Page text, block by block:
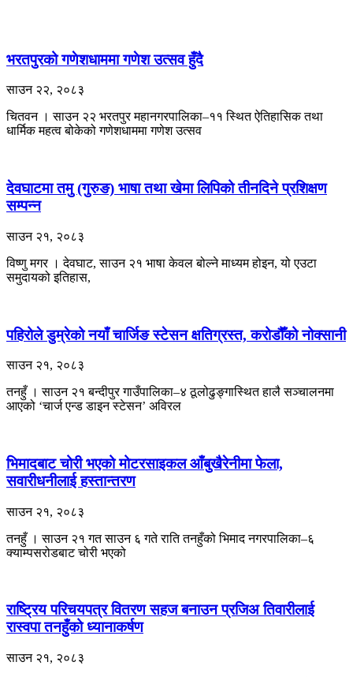
भरतपुरको गणेशधाममा गणेश उत्सव हुँदै
साउन २२, २०८३
चितवन । साउन २२ भरतपुर महानगरपालिका–११ स्थित ऐतिहासिक तथा
धार्मिक महत्व बोकेको गणेशधाममा गणेश उत्सव
देवघाटमा तमु (गुरुङ) भाषा तथा खेमा लिपिको तीनदिने प्रशिक्षण
सम्पन्न
साउन २१, २०८३
विष्णु मगर । देवघाट, साउन २१ भाषा केवल बोल्ने माध्यम होइन, यो एउटा
समुदायको इतिहास,
पहिरोले डुम्रेको नयाँ चार्जिङ स्टेसन क्षतिग्रस्त, करोडौँको नोक्सानी
साउन २१, २०८३
तनहुँ । साउन २१ बन्दीपुर गाउँपालिका–४ ठूलोढुङ्गास्थित हालै सञ्चालनमा
आएको ‘चार्ज एन्ड डाइन स्टेसन’ अविरल
भिमादबाट चोरी भएको मोटरसाइकल आँबुखैरेनीमा फेला,
सवारीधनीलाई हस्तान्तरण
साउन २१, २०८३
तनहुँ । साउन २१ गत साउन ६ गते राति तनहुँको भिमाद नगरपालिका–६
क्याम्पसरोडबाट चोरी भएको
राष्ट्रिय परिचयपत्र वितरण सहज बनाउन प्रजिअ तिवारीलाई
रास्वपा तनहुँको ध्यानाकर्षण
साउन २१, २०८३